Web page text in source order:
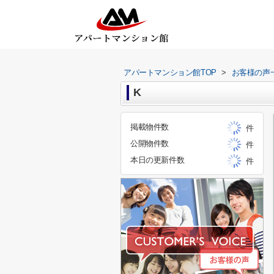
アパートマンション館TOP > お客様の声
K
掲載物件数
件
公開物件数
件
本日の更新件数
件